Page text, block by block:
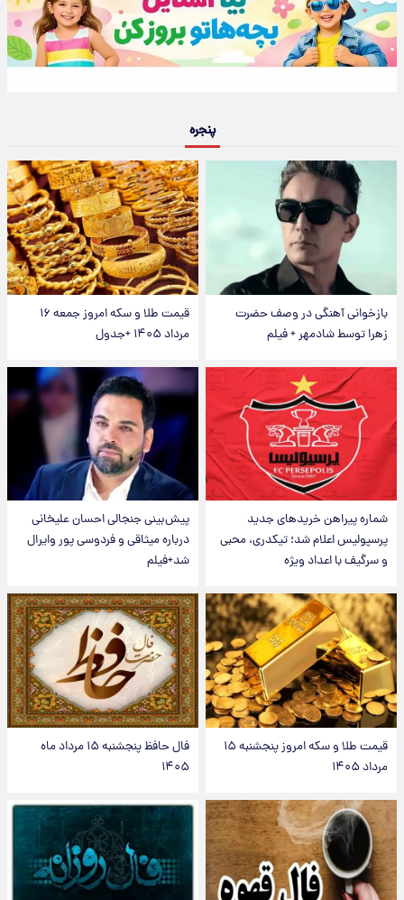
پنجره
بازخوانی آهنگی در وصف حضرت
زهرا توسط شادمهر + فیلم
قیمت طلا و سکه امروز جمعه ۱۶
مرداد ۱۴۰۵ +جدول
شماره پیراهن خریدهای جدید
پرسپولیس اعلام شد؛ تیکدری، محبی
و سرگیف با اعداد ویژه
پیش‌بینی جنجالی احسان علیخانی
درباره میثاقی و فردوسی پور وایرال
شد+فیلم
قیمت طلا و سکه امروز پنجشنبه ۱۵
مرداد ۱۴۰۵
فال حافظ پنجشنبه ۱۵ مرداد ماه
۱۴۰۵